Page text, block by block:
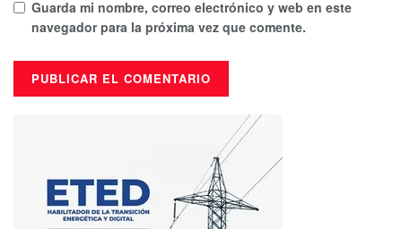
Guarda mi nombre, correo electrónico y web en este
navegador para la próxima vez que comente.